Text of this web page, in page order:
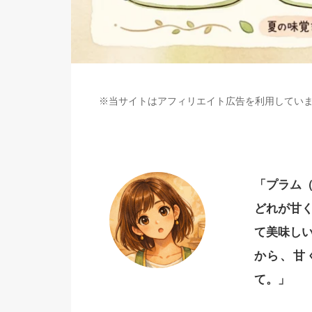
※当サイトはアフィリエイト広告を利用してい
「プラム
どれが甘
て美味し
から、甘
て。」